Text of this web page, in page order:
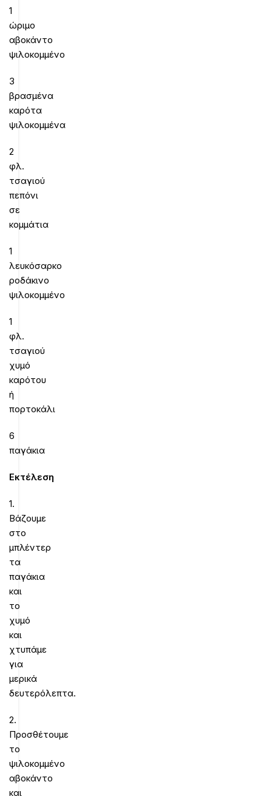
1
ώριμο
αβοκάντο
ψιλοκομμένο
3
βρασμένα
καρότα
ψιλοκομμένα
2
φλ.
τσαγιού
πεπόνι
σε
κομμάτια
1
λευκόσαρκο
ροδάκινο
ψιλοκομμένο
1
φλ.
τσαγιού
χυμό
καρότου
ή
πορτοκάλι
6
παγάκια
Εκτέλεση
1.
Βάζουμε
στο
μπλέντερ
τα
παγάκια
και
το
χυμό
και
χτυπάμε
για
μερικά
δευτερόλεπτα.
2.
Προσθέτουμε
το
ψιλοκομμένο
αβοκάντο
και